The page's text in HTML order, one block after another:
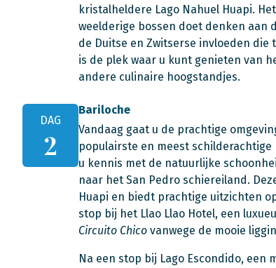
kristalheldere Lago Nahuel Huapi.
weelderige bossen doet denken aan
de Duitse en Zwitserse invloeden
is de plek waar u kunt genieten van
andere culinaire hoogstandjes.
DAG
2
Bariloche
Vandaag gaat u de prachtige
populairste en meest
u kennis met de natuurlijke
naar het San Pedro schiereiland.
Huapi en biedt prachtige uitzichten
stop bij het Llao Llao Hotel, een
Circuito Chico vanwege de mooie
Na een stop bij Lago Escondido, een